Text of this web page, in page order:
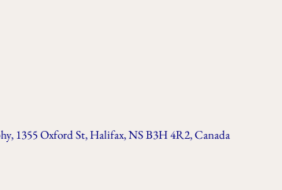
1355 Oxford St, Halifax, NS B3H 4R2, Canada